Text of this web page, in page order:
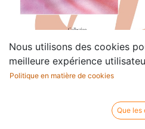
Nous utilisons des cookies
meilleure expérience
Politique en matière de cookies
Que les